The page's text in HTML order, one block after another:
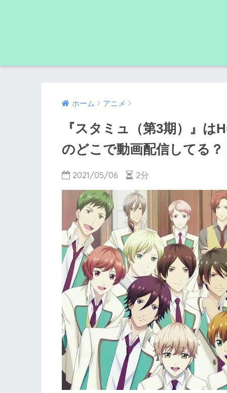
ホーム アニメ
『スタミュ（第3期）』
のどこで動画配信してる？
2021/05/06 2分